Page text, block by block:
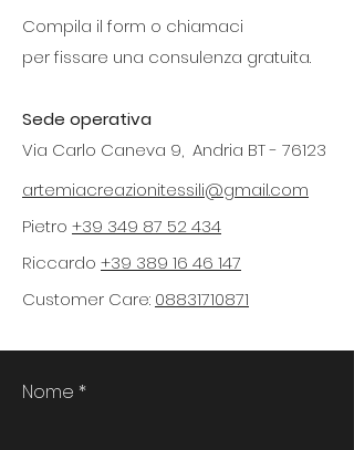
Compila il form o chiamaci
per fissare una consulenza gratuita.
Sede operativa
Via Carlo Caneva 9, Andria BT - 76123
artemiacreazionitessili@gmail.com
Pietro +39 349 87 52 434
Riccardo +39 389 16 46 147
Customer Care: 08831710871
Nome